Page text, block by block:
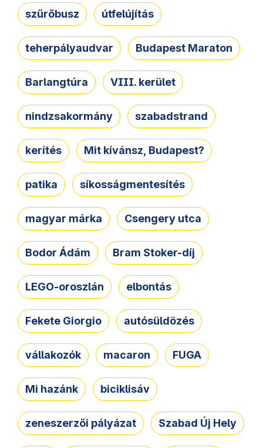
szűrőbusz útfelújítás
teherpályaudvar Budapest Maraton
Barlangtúra VIII. kerület
nindzsakormány szabadstrand
kerítés Mit kívánsz, Budapest?
patika síkosságmentesítés
magyar márka Csengery utca
Bodor Ádám Bram Stoker-díj
LEGO-oroszlán elbontás
Fekete Giorgio autósüldözés
vállakozók macaron FUGA
Mi hazánk biciklisáv
zeneszerzői pályázat Szabad Új Hely